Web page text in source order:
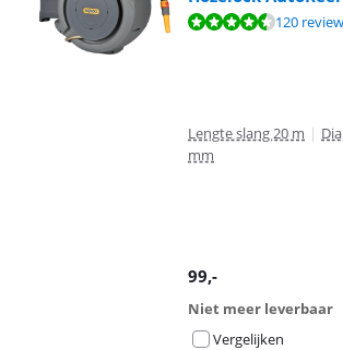
Beoordeling is 8,9 van de 10, gebaseerd op 120
120
Lengte slang 20 m |
mm
99,-
Niet meer leverbaar
Vergelijken